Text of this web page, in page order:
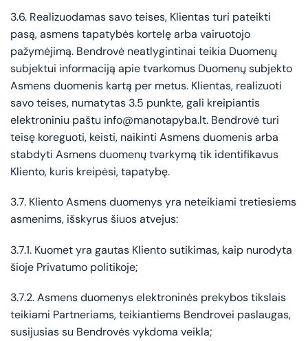
3.6. Realizuodamas savo teises, Klientas turi pateikti
pasą, asmens tapatybės kortelę arba vairuotojo
pažymėjimą. Bendrovė neatlygintinai teikia Duomenų
subjektui informaciją apie tvarkomus Duomenų subjekto
Asmens duomenis kartą per metus. Klientas, realizuoti
savo teises, numatytas 3.5 punkte, gali kreipiantis
elektroniniu paštu info@manotapyba.lt. Bendrovė turi
teisę koreguoti, keisti, naikinti Asmens duomenis arba
stabdyti Asmens duomenų tvarkymą tik identifikavus
Kliento, kuris kreipėsi, tapatybę.
3.7. Kliento Asmens duomenys yra neteikiami tretiesiems
asmenims, išskyrus šiuos atvejus:
3.7.1. Kuomet yra gautas Kliento sutikimas, kaip nurodyta
šioje Privatumo politikoje;
3.7.2. Asmens duomenys elektroninės prekybos tikslais
teikiami Partneriams, teikiantiems Bendrovei paslaugas,
susijusias su Bendrovės vykdoma veikla;